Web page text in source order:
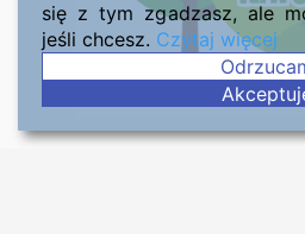
się z tym zgadzasz, ale
jeśli chcesz. Czytaj więcej